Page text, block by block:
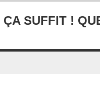
SUFFIT !